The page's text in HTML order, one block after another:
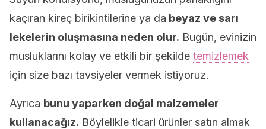
kaçıran kireç birikintilerine ya da beyaz ve sarı
lekelerin oluşmasına neden olur. Bugün, evinizin
musluklarını kolay ve etkili bir şekilde temizlemek
için size bazı tavsiyeler vermek istiyoruz.
Ayrıca bunu yaparken doğal malzemeler
kullanacağız. Böylelikle ticari ürünler satın almak